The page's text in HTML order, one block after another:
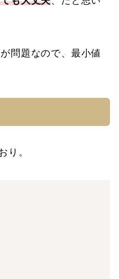
問題なので、最小値
り。